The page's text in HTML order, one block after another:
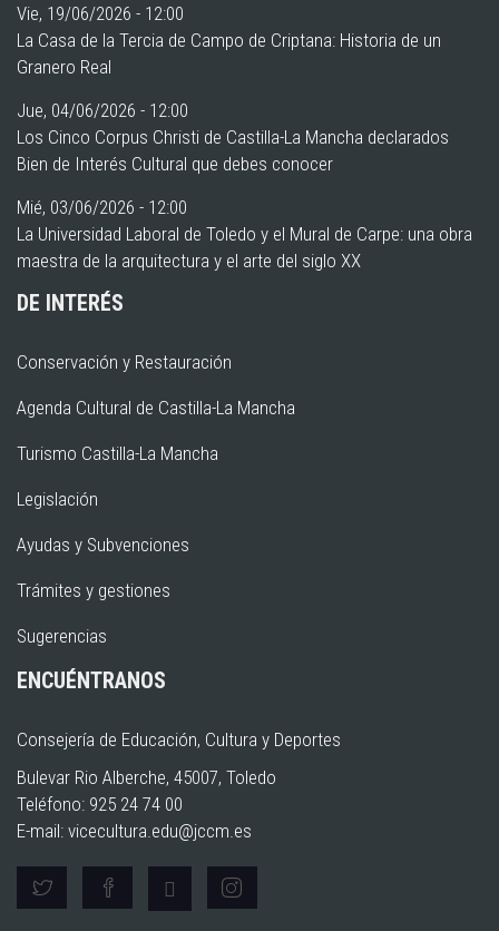
Vie, 19/06/2026 - 12:00
La Casa de la Tercia de Campo de Criptana: Historia de un
Granero Real
Jue, 04/06/2026 - 12:00
Los Cinco Corpus Christi de Castilla-La Mancha declarados
Bien de Interés Cultural que debes conocer
Mié, 03/06/2026 - 12:00
La Universidad Laboral de Toledo y el Mural de Carpe: una obra
maestra de la arquitectura y el arte del siglo XX
DE INTERÉS
Conservación y Restauración
Agenda Cultural de Castilla-La Mancha
Turismo Castilla-La Mancha
Legislación
Ayudas y Subvenciones
Trámites y gestiones
Sugerencias
ENCUÉNTRANOS
Consejería de Educación, Cultura y Deportes
Bulevar Rio Alberche, 45007, Toledo
Teléfono: 925 24 74 00
E-mail: vicecultura.edu@jccm.es